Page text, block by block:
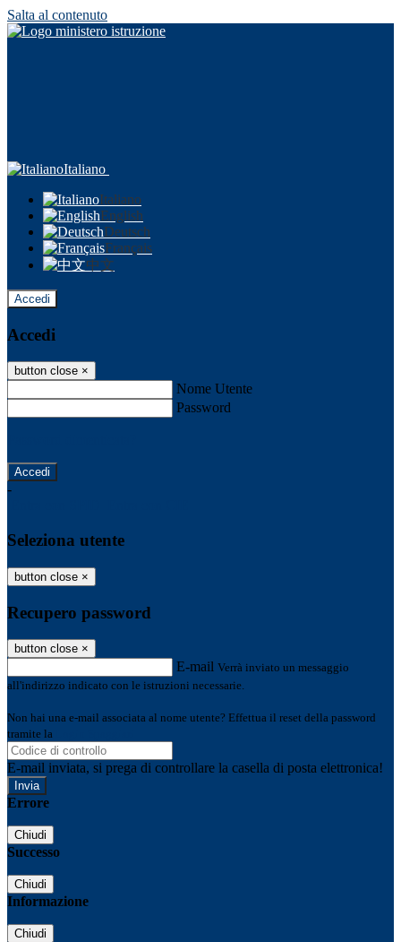
Salta al contenuto
Italiano
Italiano
English
Deutsch
Français
中文
Accedi
Accedi
button close ×
Nome Utente
Password
-
Seleziona utente
button close ×
Recupero password
button close ×
E-mail Verrà inviato un messaggio
all'indirizzo indicato con le istruzioni necessarie.
Non hai una e-mail associata al nome utente? Effettua il reset della password
tramite la
E-mail inviata, si prega di controllare la casella di posta elettronica!
Errore
Chiudi
Successo
Chiudi
Informazione
Chiudi